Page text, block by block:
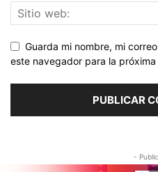
Guarda mi nombre, mi
este navegador para la
-